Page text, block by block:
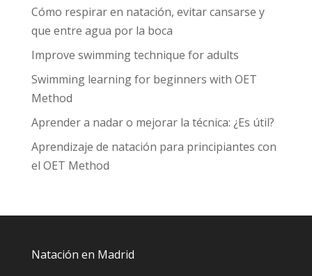
Cómo respirar en natación, evitar cansarse y
que entre agua por la boca
Improve swimming technique for adults
Swimming learning for beginners with OET
Method
Aprender a nadar o mejorar la técnica: ¿Es útil?
Aprendizaje de natación para principiantes con
el OET Method
Natación en Madrid